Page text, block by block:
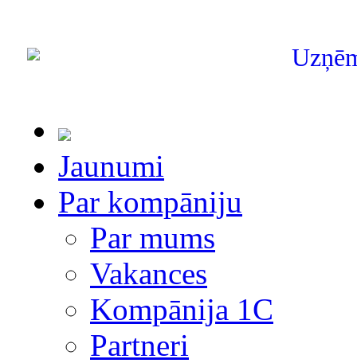
Jaunumi
Par kompāniju
Par mums
Vakances
Kompānija 1С
Partneri